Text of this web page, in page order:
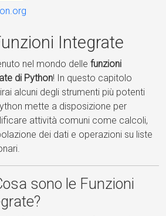
Integrate
nel mondo delle funzioni
di Python! In questo capitolo
alcuni degli strumenti più potenti
mette a disposizione per
attività comuni come calcoli,
dei dati e operazioni su liste
sono le Funzioni